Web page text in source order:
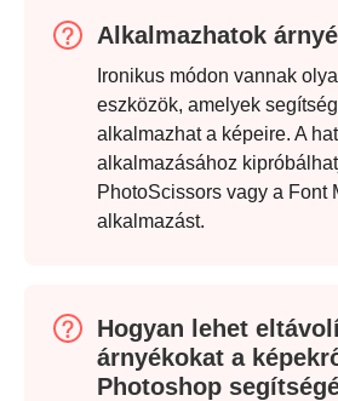
2. lépés.
Alkalmazhatok
Ironikus módon vannak
eszközök, amelyek
alkalmazhat a képeire. A
alkalmazásához
PhotoScissors vagy a Font
alkalmazást.
Hogyan lehet
árnyékokat a
Photoshop